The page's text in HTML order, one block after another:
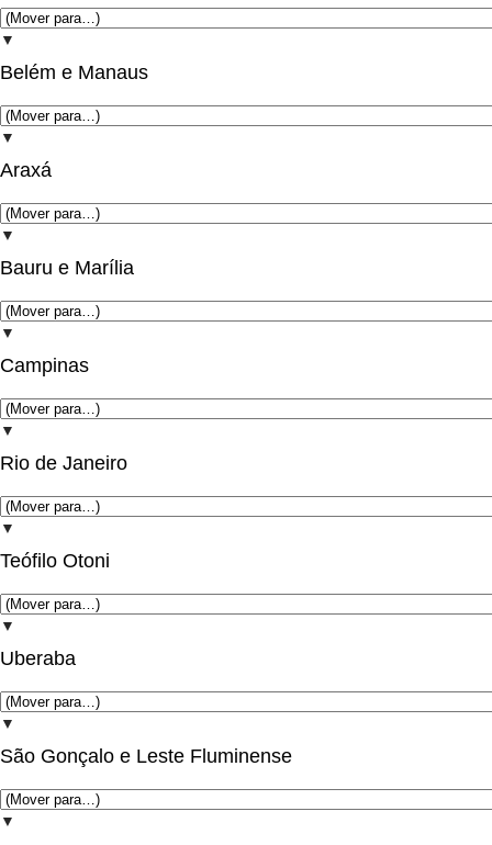
▼
Belém e Manaus
▼
Araxá
▼
Bauru e Marília
▼
Campinas
▼
Rio de Janeiro
▼
Teófilo Otoni
▼
Uberaba
▼
São Gonçalo e Leste Fluminense
▼